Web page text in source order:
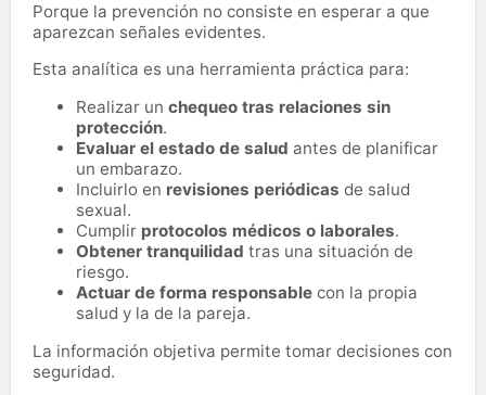
Porque la prevención no consiste en esperar a que
aparezcan señales evidentes.
Esta analítica es una herramienta práctica para:
Realizar un chequeo tras relaciones sin
protección.
Evaluar el estado de salud antes de planificar
un embarazo.
Incluirlo en revisiones periódicas de salud
sexual.
Cumplir protocolos médicos o laborales.
Obtener tranquilidad tras una situación de
riesgo.
Actuar de forma responsable con la propia
salud y la de la pareja.
La información objetiva permite tomar decisiones con
seguridad.